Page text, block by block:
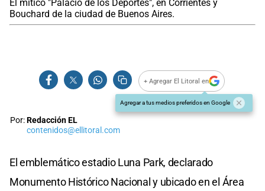
El mítico "Palacio de los Deportes", en Corrientes y
Bouchard de la ciudad de Buenos Aires.
+ Agregar El Litoral en
Agregar a tus medios preferidos en Google
Por:Redacción EL
contenidos@ellitoral.com
El emblemático estadio Luna Park, declarado
Monumento Histórico Nacional y ubicado en el Área